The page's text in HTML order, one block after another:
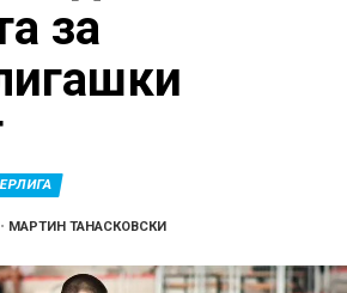
за
• МАРТИН ТАНАСКОВСКИ